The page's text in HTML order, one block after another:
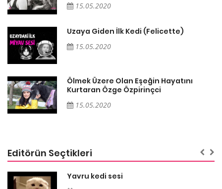
15.05.2020
Uzaya Giden İlk Kedi (Felicette)
15.05.2020
Ölmek Üzere Olan Eşeğin Hayatını
Kurtaran Özge Özpirinçci
15.05.2020
Editörün Seçtikleri
Yavru kedi sesi